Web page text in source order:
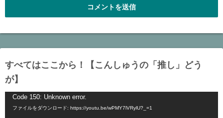
すべてはここから！【こんしゅうの「推し」どう
が】
Code 150: Unknown error.
ファイルをダウンロード: https://youtu.be/wPMY7lVRylU?_=1